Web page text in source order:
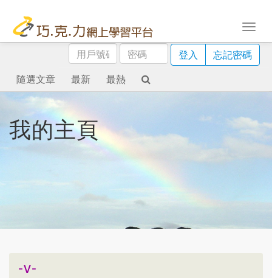
用
戶
號
碼
密
碼
登入
忘記密碼
隨選文章
最新 最熱
我的主頁
-v-